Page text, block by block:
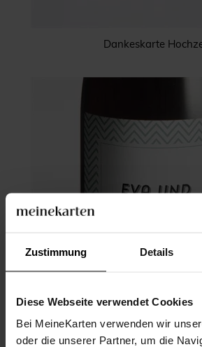
Zustimmung Details
Diese Webseite verwendet Cookies
Bei MeineKarten verwenden wir
oder die unserer Partner, um die
Dankeskarte